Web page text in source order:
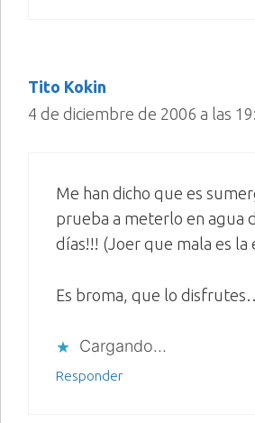
Tito Kokin
4 de diciembre de 2006 a las
Me han dicho que es
prueba a meterlo en agua
días!!! (Joer que mala es la
Es broma, que lo
Cargando...
Responder